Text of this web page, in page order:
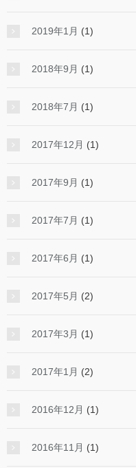
2019年1月 (1)
2018年9月 (1)
2018年7月 (1)
2017年12月 (1)
2017年9月 (1)
2017年7月 (1)
2017年6月 (1)
2017年5月 (2)
2017年3月 (1)
2017年1月 (2)
2016年12月 (1)
2016年11月 (1)